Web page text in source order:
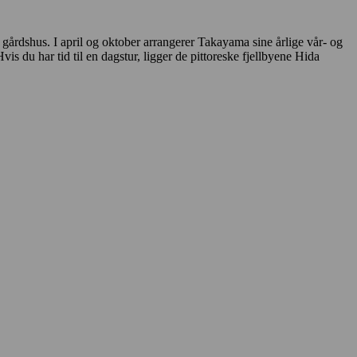
I april og oktober arrangerer Takayama sine årlige vår- og
du har tid til en dagstur, ligger de pittoreske fjellbyene Hida